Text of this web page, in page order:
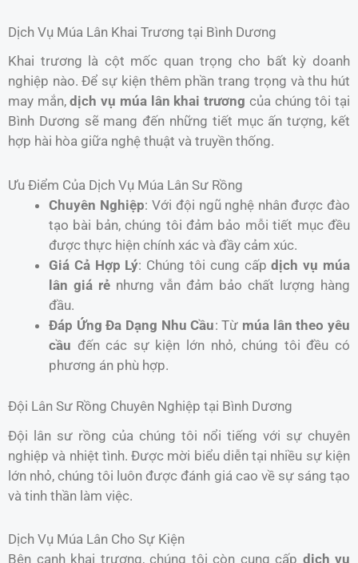
Dịch Vụ Múa Lân Khai Trương tại Bình Dương
Khai trương là cột mốc quan trọng cho bất kỳ doanh
nghiệp nào. Để sự kiện thêm phần trang trọng và thu hút
may mắn,dịch vụ múa lân khai trương của chúng tôi tại
Bình Dương sẽ mang đến những tiết mục ấn tượng, kết
hợp hài hòa giữa nghệ thuật và truyền thống.
Ưu Điểm Của Dịch Vụ Múa Lân Sư Rồng
Chuyên Nghiệp: Với đội ngũ nghệ nhân được đào
tạo bài bản, chúng tôi đảm bảo mỗi tiết mục đều
được thực hiện chính xác và đầy cảm xúc.
Giá Cả Hợp Lý: Chúng tôi cung cấpdịch vụ múa
lân giá rẻ nhưng vẫn đảm bảo chất lượng hàng
đầu.
Đáp Ứng Đa Dạng Nhu Cầu: Từ múa lân theo yêu
cầu đến các sự kiện lớn nhỏ, chúng tôi đều có
phương án phù hợp.
Đội Lân Sư Rồng Chuyên Nghiệp tại Bình Dương
Đội lân sư rồng của chúng tôi nổi tiếng với sự chuyên
nghiệp và nhiệt tình. Được mời biểu diễn tại nhiều sự kiện
lớn nhỏ, chúng tôi luôn được đánh giá cao về sự sáng tạo
và tinh thần làm việc.
Dịch Vụ Múa Lân Cho Sự Kiện
Bên cạnh khai trương, chúng tôi còn cung cấp dịch vụ